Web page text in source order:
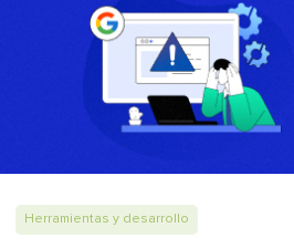
Herramientas y desarrollo